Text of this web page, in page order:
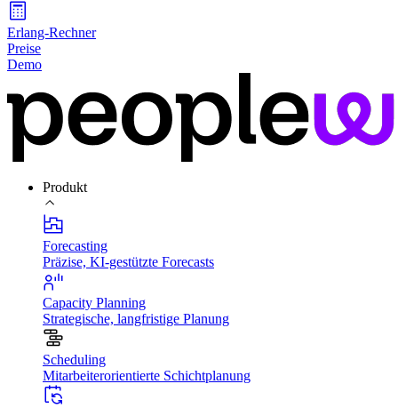
Erlang-Rechner
Preise
Demo
Produkt
Forecasting
Präzise, KI-gestützte Forecasts
Capacity Planning
Strategische, langfristige Planung
Scheduling
Mitarbeiterorientierte Schichtplanung